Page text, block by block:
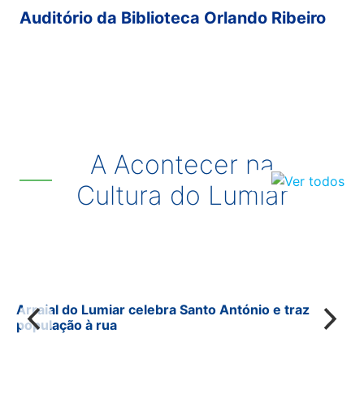
Auditório da Biblioteca Orlando Ribeiro
A Acontecer na
Cultura do Lumiar
Arraial do Lumiar celebra Santo António e traz
população à rua